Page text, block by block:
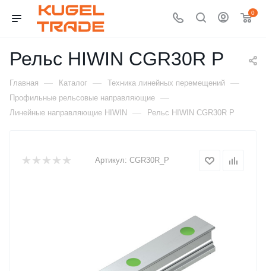
0
Рельс HIWIN CGR30R P
Главная — Каталог — Техника линейных перемещений —
Профильные рельсовые направляющие —
Линейные направляющие HIWIN — Рельс HIWIN CGR30R P
Артикул: CGR30R_P